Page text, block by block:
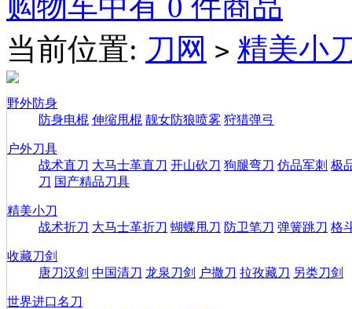
当前位置: 刀网 > 精美小
野外防身
防身电棍 伸缩甩棍 靓女防狼喷雾 狩猎弹弓
户外刀具
战术直刀 大马士革直刀 开山砍刀 狗腿弯刀 仿品军刺 极
刀 国产精品刀具
精美小刀
战术折刀 大马士革折刀 蝴蝶甩刀 防卫笔刀 弹簧跳刀 格
收藏刀剑
唐刀汉剑 中国清刀 龙泉刀剑 户撒刀 拉孜藏刀 另类刀剑
世界进口名刀